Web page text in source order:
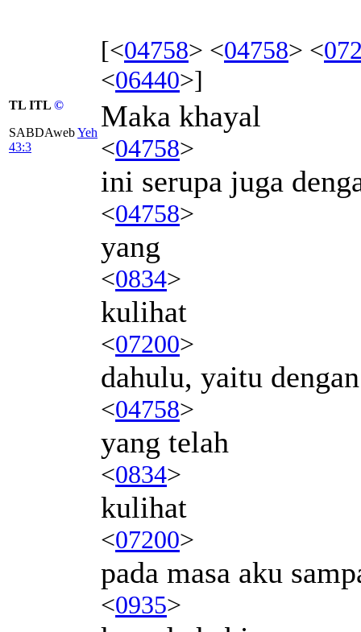
[<04758> <04758> <
<06440>]
TL ITL ©
SABDAwebYeh
43:3
Maka khayal
<04758>
ini serupa juga
<04758>
yang
<0834>
kulihat
<07200>
dahulu, yaitu
<04758>
yang telah
<0834>
kulihat
<07200>
pada masa aku
<0935>